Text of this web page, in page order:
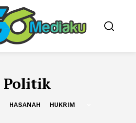
Politik
HASANAH HUKRIM